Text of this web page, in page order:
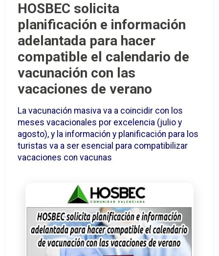
HOSBEC solicita
planificación e información
adelantada para hacer
compatible el calendario de
vacunación con las
vacaciones de verano
La vacunación masiva va a coincidir con los
meses vacacionales por excelencia (julio y
agosto), y la información y planificación para los
turistas va a ser esencial para compatibilizar
vacaciones con vacunas